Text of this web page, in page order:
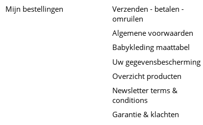
Mijn bestellingen
Verzenden - betalen -
omruilen
Algemene voorwaarden
Babykleding maattabel
Uw gegevensbescherming
Overzicht producten
Newsletter terms &
conditions
Garantie & klachten